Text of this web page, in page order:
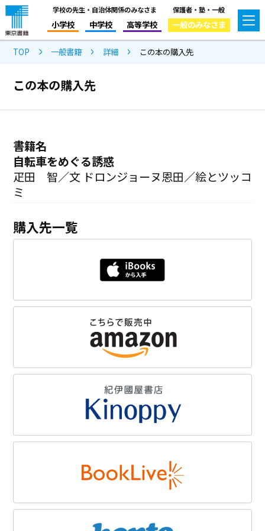
学校の先生・自治体関係のみなさま
小学校 中学校 高等学校
保護者・塾・一般
一般のみなさま
TOP 一般書籍 詳細 この本の購入先
この本の購入先
書籍名
自転車をめぐる誘惑
疋田 智／文 ドロンジョーヌ恩田／絵とツッコ
ミ
購入先一覧